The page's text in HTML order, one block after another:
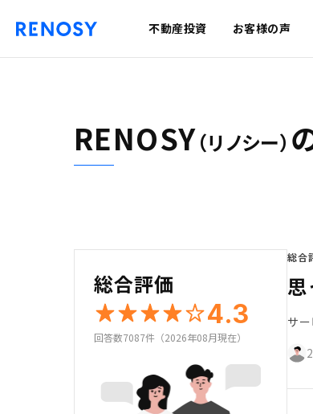
不動産投資 お客様の声
RENOSY（リノシー）
総合評価
4.3
回答数7087件（2026年08月現在）
総合
サー